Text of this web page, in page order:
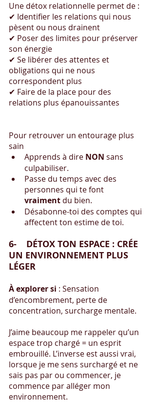
Une détox relationnelle permet de :
✔ Identifier les relations qui nous
pèsent ou nous drainent
✔ Poser des limites pour préserver
son énergie
✔ Se libérer des attentes et
obligations qui ne nous
correspondent plus
✔ Faire de la place pour des
relations plus épanouissantes
Pour retrouver un entourage plus
sain
Apprends à dire NON sans
culpabiliser.
Passe du temps avec des
personnes qui te font
vraiment du bien.
Désabonne-toi des comptes qui
affectent ton estime de toi.
6-    DÉTOX TON ESPACE : CRÉE
UN ENVIRONNEMENT PLUS
LÉGER
À explorer si : Sensation
d’encombrement, perte de
concentration, surcharge mentale.
J’aime beaucoup me rappeler qu’un
espace trop chargé = un esprit
embrouillé. L’inverse est aussi vrai,
lorsque je me sens surchargé et ne
sais pas par ou commencer, je
commence par alléger mon
environnement.